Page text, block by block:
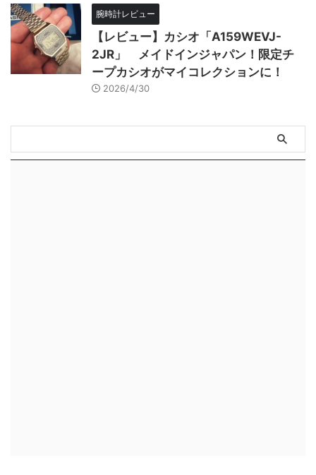
腕時計レビュー
【レビュー】カシオ「A159WEVJ-
2JR」 メイドインジャパン！限定チ
ープカシオがマイコレクションに！
2026/4/30